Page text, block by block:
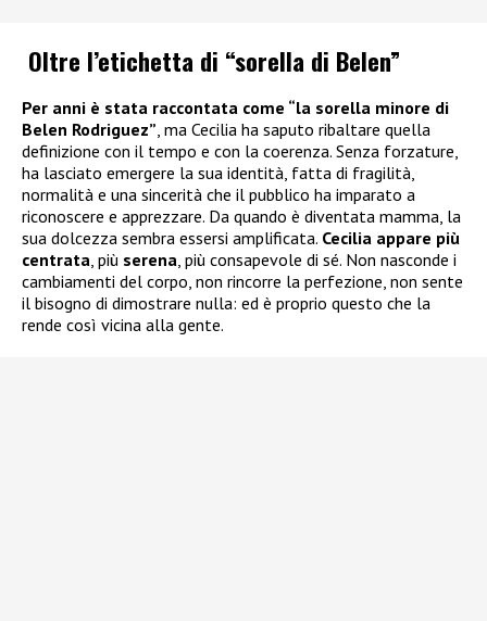
Oltre l’etichetta di “sorella di Belen”
Per anni è stata raccontata come “la sorella minore di
Belen Rodriguez” , ma Cecilia ha saputo ribaltare quella
definizione con il tempo e con la coerenza. Senza forzature,
ha lasciato emergere la sua identità, fatta di fragilità,
normalità e una sincerità che il pubblico ha imparato a
riconoscere e apprezzare. Da quando è diventata mamma, la
sua dolcezza sembra essersi amplificata. Cecilia appare più
centrata , più serena , più consapevole di sé. Non nasconde i
cambiamenti del corpo, non rincorre la perfezione, non sente
il bisogno di dimostrare nulla: ed è proprio questo che la
rende così vicina alla gente.